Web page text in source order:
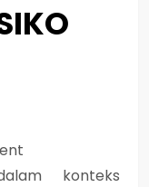
konteks